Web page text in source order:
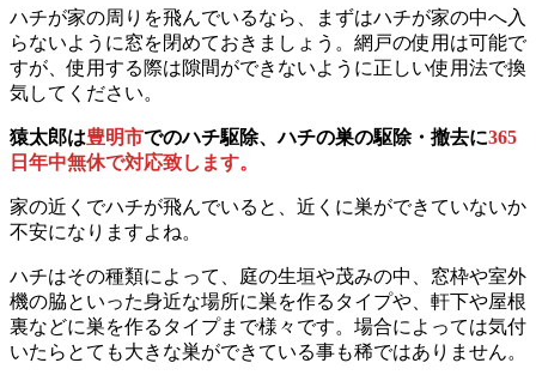
ハチが家の周りを飛んでいるなら、まずはハチが家の中へ入
らないように窓を閉めておきましょう。網戸の使用は可能で
すが、使用する際は隙間ができないように正しい使用法で換
気してください。
猿太郎は豊明市でのハチ駆除、ハチの巣の駆除・撤去に365
日年中無休で対応致します。
家の近くでハチが飛んでいると、近くに巣ができていないか
不安になりますよね。
ハチはその種類によって、庭の生垣や茂みの中、窓枠や室外
機の脇といった身近な場所に巣を作るタイプや、軒下や屋根
裏などに巣を作るタイプまで様々です。場合によっては気付
いたらとても大きな巣ができている事も稀ではありません。